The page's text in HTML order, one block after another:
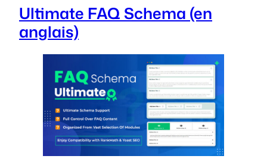
Ultimate FAQ Schema (en
anglais)